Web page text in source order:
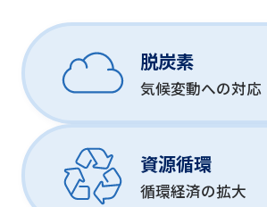
脱炭素
気候変動への対応
資源循環
循環経済の拡大